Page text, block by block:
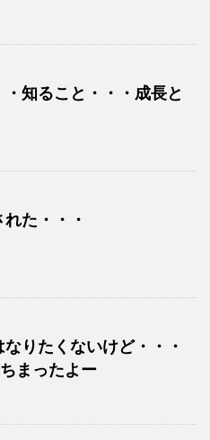
知ること・・・成長と
た・・・
りたくないけど・・・
まったよー